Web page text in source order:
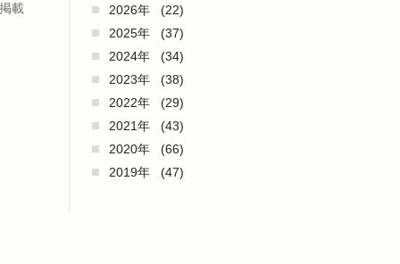
掲載 2026年
(22)
2025年
(37)
2024年
(34)
2023年
(38)
2022年
(29)
2021年
(43)
2020年
(66)
2019年
(47)